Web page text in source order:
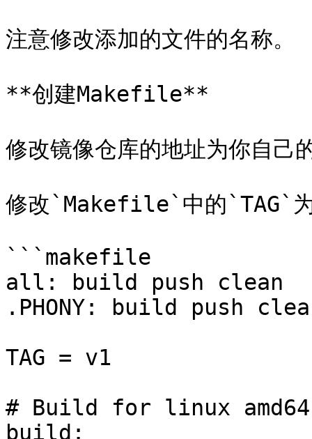
注意修改添加的文件的名称。
**创建Makefile**
修改镜像仓库的地址为你自己
修改`Makefile`中的`TAG`为
```makefile
all: build push clean
.PHONY: build push
TAG = v1
# Build for linux amd64
build: